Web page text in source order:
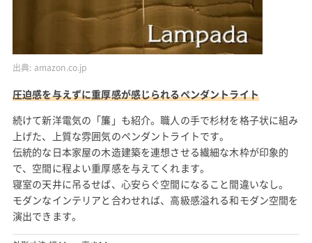
出典: amazon.co.jp
圧迫感を与えずに重厚感が感じられるペンダントライト
続けて新洋電気の「簾」も紹介。職人の手で杉材を格子状に組み
上げた、上質な雰囲気のペンダントライトです。
伝統的な日本家屋の木造建築を連想させる繊細な木枠が印象的
で、空間に程よい重厚感を与えてくれます。
寝室の天井に吊るせば、心安らぐ空間になること間違いなし。
モダンなインテリアと合わせれば、高級感溢れる和モダン空間を
演出できます。